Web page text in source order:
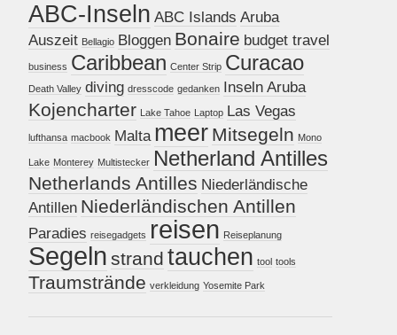
ABC-Inseln ABC Islands Aruba
Auszeit Bellagio Bloggen Bonaire budget travel
business Caribbean Center Strip Curacao
Death Valley diving dresscode gedanken Inseln Aruba
Kojencharter Lake Tahoe Laptop Las Vegas
lufthansa macbook Malta meer Mitsegeln Mono
Lake Monterey Multistecker Netherland Antilles
Netherlands Antilles Niederländische
Antillen Niederländischen Antillen
Paradies reisegadgets reisen Reiseplanung
Segeln strand tauchen tool tools
Traumstrände verkleidung Yosemite Park